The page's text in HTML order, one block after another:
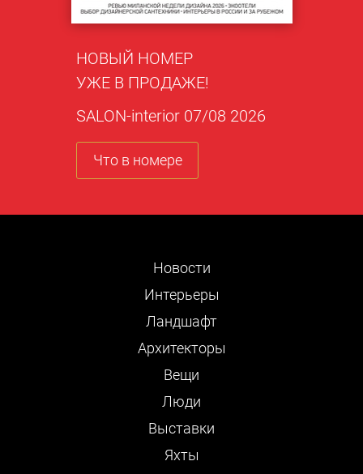
НОВЫЙ НОМЕР
УЖЕ В ПРОДАЖЕ!
SALON-interior 07/08 2026
Что в номере
Новости
Интерьеры
Ландшафт
Архитекторы
Вещи
Люди
Выставки
Яхты